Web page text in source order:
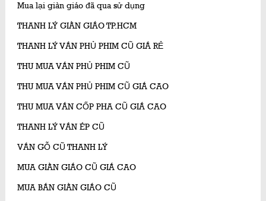
Mua lại giàn giáo đã qua sử dụng
THANH LÝ GIÀN GIÁO TP.HCM
THANH LÝ VÁN PHỦ PHIM CŨ GIÁ RẺ
THU MUA VÁN PHỦ PHIM CŨ
THU MUA VÁN PHỦ PHIM CŨ GIÁ CAO
THU MUA VÁN CỐP PHA CŨ GIÁ CAO
THANH LÝ VÁN ÉP CŨ
VÁN GỖ CŨ THANH LÝ
MUA GIÀN GIÁO CŨ GIÁ CAO
MUA BÁN GIÀN GIÁO CŨ